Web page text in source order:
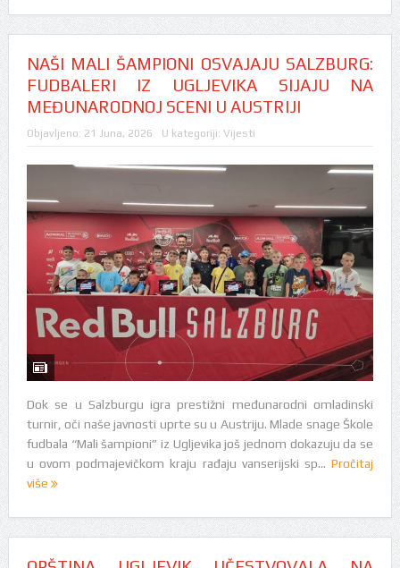
NAŠI MALI ŠAMPIONI OSVAJAJU SALZBURG:
FUDBALERI IZ UGLJEVIKA SIJAJU NA
MEĐUNARODNOJ SCENI U AUSTRIJI
Objavljeno: 21 Juna, 2026 U kategoriji: Vijesti
Dok se u Salzburgu igra prestižni međunarodni omladinski
turnir, oči naše javnosti uprte su u Austriju. Mlade snage Škole
fudbala “Mali šampioni” iz Ugljevika još jednom dokazuju da se
u ovom podmajevičkom kraju rađaju vanserijski sp...Pročitaj
više